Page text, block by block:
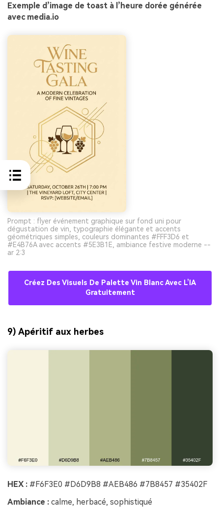
Exemple d’image de toast à l’heure dorée générée
avec media.io
Prompt : flyer événement graphique sur fond uni pour
dégustation de vin, typographie élégante et accents
géométriques simples, couleurs dominantes #FFF3D6 et
#E4B76A avec accents #5E3B1E, ambiance festive moderne --
ar 2:3
Créez Des Visuels De Palette Vin Blanc Avec L’IA
Gratuitement
9) Apéritif aux herbes
HEX : #F6F3E0 #D6D9B8 #AEB486 #7B8457 #35402F
Ambiance : calme, herbacé, sophistiqué